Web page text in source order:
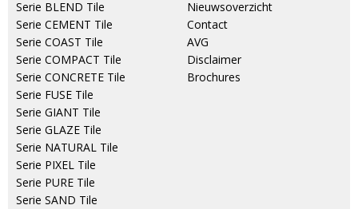
Serie BLEND Tile
Serie CEMENT Tile
Serie COAST Tile
Serie COMPACT Tile
Serie CONCRETE Tile
Serie FUSE Tile
Serie GIANT Tile
Serie GLAZE Tile
Serie NATURAL Tile
Serie PIXEL Tile
Serie PURE Tile
Serie SAND Tile
Nieuwsoverzicht
Contact
AVG
Disclaimer
Brochures